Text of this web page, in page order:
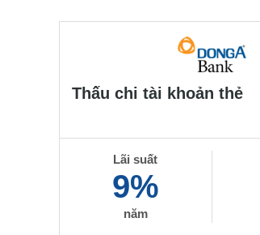
Thấu chi tài khoản thẻ
Lãi suất
9%
năm